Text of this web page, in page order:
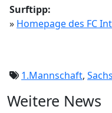
Surftipp:
» Homepage des FC
1.Mannschaft,
Weitere News